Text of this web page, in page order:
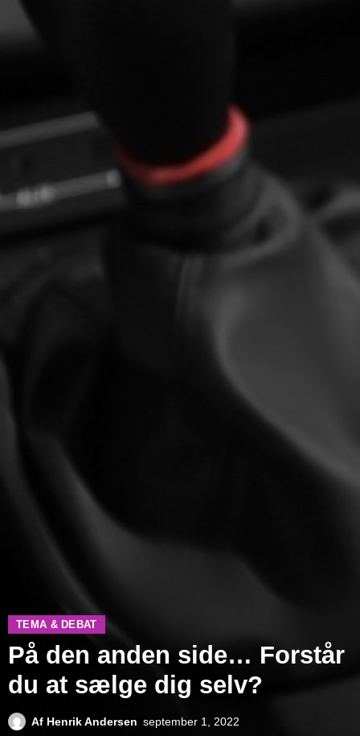
TEMA & DEBAT
På den anden side… Forstår
du at sælge dig selv?
Af Henrik Andersen september 1, 2022